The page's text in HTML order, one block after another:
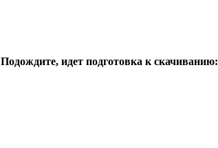
Подождите, идет подготовка к скачиванию: